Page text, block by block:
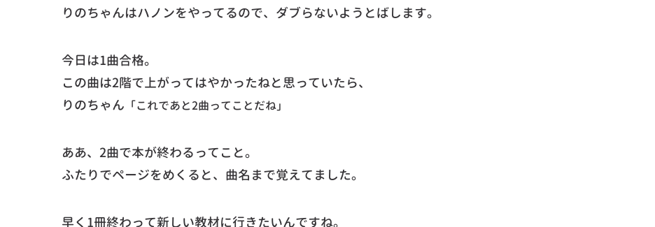
りのちゃんはハノンをやってるので、ダブらないようとばします。
今日は1曲合格。
この曲は2階で上がってはやかったねと思っていたら、
りのちゃん 「これであと2曲ってことだね」
ああ、2曲で本が終わるってこと。
ふたりでページをめくると、曲名まで覚えてました。
早く1冊終わって新しい教材に行きたいんですね。